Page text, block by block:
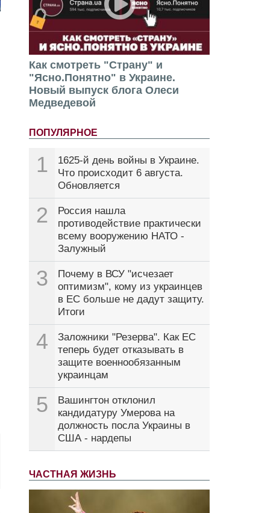
Как смотреть "Страну" и
"Ясно.Понятно" в Украине.
Новый выпуск блога Олеси
Медведевой
ПОПУЛЯРНОЕ
1
1625-й день войны в Украине.
Что происходит 6 августа.
Обновляется
2
Россия нашла
противодействие практически
всему вооружению НАТО -
Залужный
3
Почему в ВСУ "исчезает
оптимизм", кому из украинцев
в ЕС больше не дадут защиту.
Итоги
4
Заложники "Резерва". Как ЕС
теперь будет отказывать в
защите военнообязанным
украинцам
5
Вашингтон отклонил
кандидатуру Умерова на
должность посла Украины в
США - нардепы
ЧАСТНАЯ ЖИЗНЬ